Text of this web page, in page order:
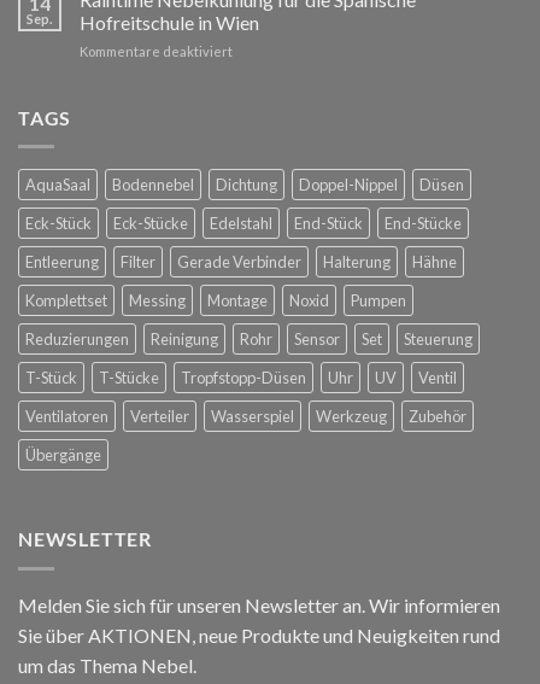
Ihre
auf
der
Dachterrasse
Sep.
Hofreitschule in Wien
Kommentare deaktiviertfür
Hofreitschule
in
Wien
TAGS
AquaSaal Bodennebel Dichtung Doppel-Nippel
Düsen
Eck-Stück
Eck-Stücke Edelstahl End-Stück
End-Stücke
Entleerung
Filter Gerade Verbinder Halterung
Hähne
Komplettset
Messing Montage Noxid
Pumpen
Reduzierungen
Reinigung Rohr Sensor Set
Steuerung
T-Stück
T-Stücke Tropfstopp-Düsen Uhr UV
Ventil
Ventilatoren
Verteiler Wasserspiel Werkzeug
Zubehör
Übergänge
NEWSLETTER
Melden Sie sich für unseren Newsletter an. Wir informieren
Sie über AKTIONEN, neue Produkte und Neuigkeiten rund
um das Thema Nebel.